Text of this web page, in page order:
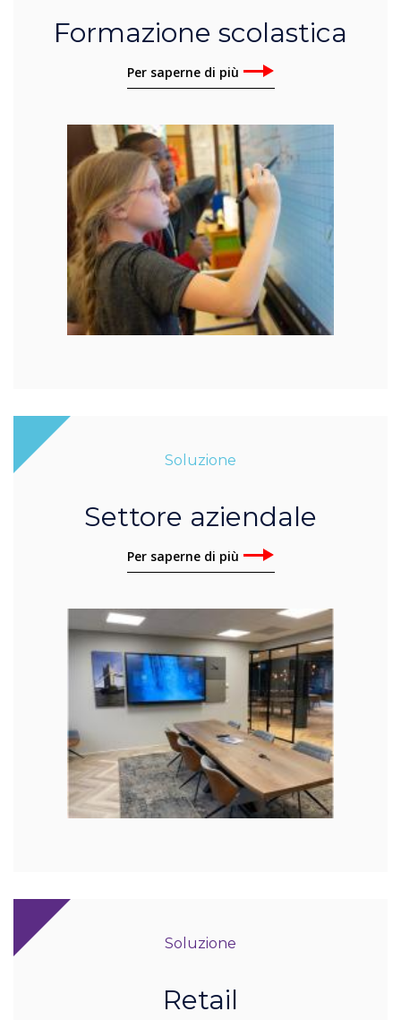
Formazione scolastica
Per saperne di più
Soluzione
Settore aziendale
Per saperne di più
Soluzione
Retail